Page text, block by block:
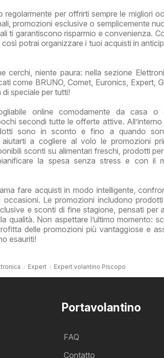
per offrirti sempre le migliori
promozioni esclusive o semplicemente
ti garantiscono risparmio e convenienza.
potrai organizzare i tuoi acquisti in
cerchi, niente paura: nella sezione
come BRUNO, Comet, Euronics, Expert,
di speciale per tutti!
online comodamente da casa o
secondi tutte le offerte attive. All’interno
sono in sconto e fino a quando
a cogliere al volo le promozioni
sconti su alimentari freschi, prodotti
la spesa senza stress e con il
fare acquisti in modo intelligente,
Le promozioni includono
e sconti di fine stagione, pensati per
qualità. Non aspettare l’ultimo momento:
delle promozioni più vantaggiose e
esauriti!
Expert Expert volantino Piscopo
Portavolantino
FAQ
Contatto